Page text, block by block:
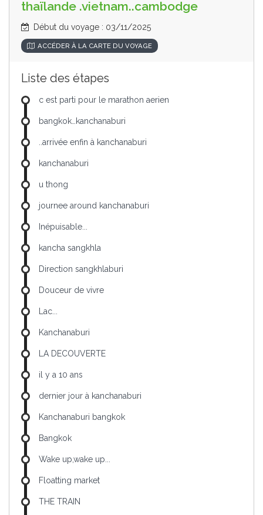
thaïlande .vietnam..cambodge
Début du voyage : 03/11/2025
ACCÉDER À LA CARTE DU VOYAGE
Liste des étapes
c est parti pour le marathon aerien
bangkok…kanchanaburi
..arrivée enfin à kanchanaburi
kanchanaburi
u thong
journee around kanchanaburi
Inépuisable...
kancha sangkhla
Direction sangkhlaburi
Douceur de vivre
Lac...
Kanchanaburi
LA DECOUVERTE
il y a 10 ans
dernier jour à kanchanaburi
Kanchanaburi bangkok
Bangkok
Wake up,wake up...
Floatting market
THE TRAIN